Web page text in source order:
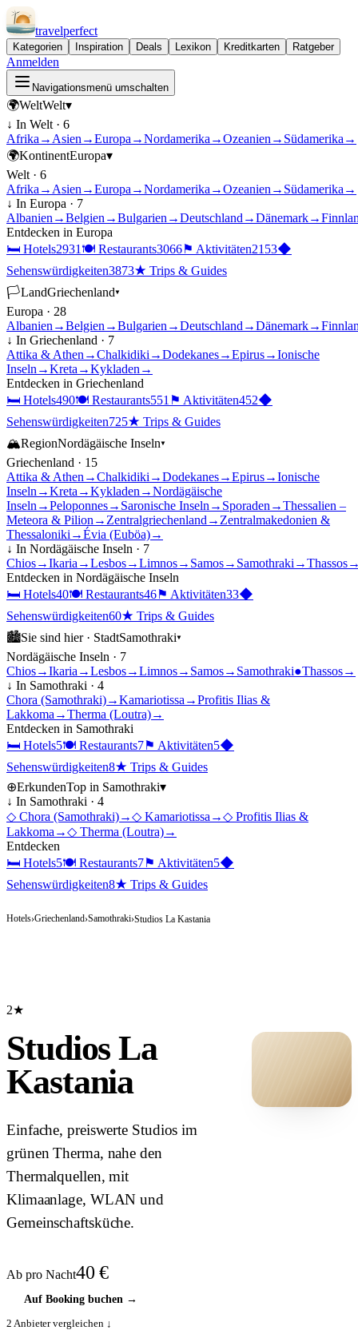
travelperfect
Kategorien Inspiration Deals Lexikon Kreditkarten Ratgeber
Anmelden
Navigationsmenü umschalten
🌍WeltWelt▾
↓ In Welt · 6
Afrika → Asien →Europa →Nordamerika →Ozeanien → Südamerika →
🌍KontinentEuropa▾
Welt · 6
Afrika → Asien →Europa →Nordamerika →Ozeanien → Südamerika →
↓ In Europa · 7
Albanien →Belgien →Bulgarien →Deutschland →Dänemark→
Entdecken in Europa
🛏 Hotels2931 🍽 Restaurants3066⚑ Aktivitäten2153◆
Sehenswürdigkeiten3873★ Trips & Guides
🏳LandGriechenland▾
Europa · 28
Albanien →Belgien →Bulgarien →Deutschland →Dänemark→
↓ In Griechenland · 7
Attika & Athen →Chalkidiki →Dodekanes→Epirus→Ionische
Inseln →Kreta →Kykladen →
Entdecken in Griechenland
🛏 Hotels490🍽 Restaurants551 ⚑ Aktivitäten452◆
Sehenswürdigkeiten725★ Trips & Guides
🏔RegionNordägäische Inseln▾
Griechenland · 15
Attika & Athen →Chalkidiki →Dodekanes→Epirus→Ionische
Inseln →Kreta →Kykladen →Nordägäische
Inseln →Peloponnes→ Saronische Inseln → Sporaden →Thessalien –
Meteora & Pilion → Zentralgriechenland → Zentralmakedonien &
Thessaloniki →Évia (Euböa)→
↓ In Nordägäische Inseln · 7
Chios→Ikaria →Lesbos→Limnos→ Samos→ Samothraki →Thassos
Entdecken in Nordägäische Inseln
🛏 Hotels40🍽 Restaurants46⚑ Aktivitäten33◆
Sehenswürdigkeiten60★ Trips & Guides
🏙Sie sind hier · StadtSamothraki▾
Nordägäische Inseln · 7
Chios→Ikaria →Lesbos→Limnos→ Samos→ Samothraki●Thassos→
↓ In Samothraki · 4
Chora (Samothraki)→Kamariotissa →Profitis Ilias &
Lakkoma →Therma (Loutra)→
Entdecken in Samothraki
🛏 Hotels5🍽 Restaurants7⚑ Aktivitäten5◆
Sehenswürdigkeiten8★ Trips & Guides
⊕ErkundenTop in Samothraki▾
↓ In Samothraki · 4
◇ Chora (Samothraki)→◇ Kamariotissa →◇ Profitis Ilias &
Lakkoma →◇ Therma (Loutra)→
Entdecken
🛏 Hotels5🍽 Restaurants7⚑ Aktivitäten5◆
Sehenswürdigkeiten8★ Trips & Guides
Hotels›Griechenland›Samothraki›Studios La Kastania
2★
Studios La
Kastania
Einfache, preiswerte Studios im
grünen Therma, nahe den
Thermalquellen, mit
Klimaanlage, WLAN und
Gemeinschaftsküche.
Ab pro Nacht40 €
Auf Booking buchen→
2 Anbieter vergleichen ↓